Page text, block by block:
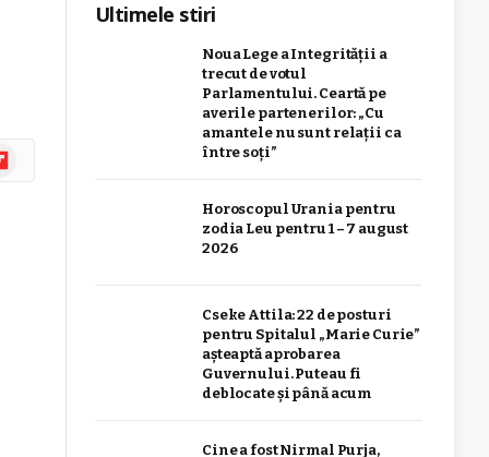
Ultimele stiri
Noua Lege a Integrității a
trecut de votul
Parlamentului. Ceartă pe
averile partenerilor: „Cu
amantele nu sunt relații ca
între soți”
Horoscopul Urania pentru
zodia Leu pentru 1 – 7 august
2026
Cseke Attila: 22 de posturi
pentru Spitalul „Marie Curie”
așteaptă aprobarea
Guvernului. Puteau fi
deblocate și până acum
Cine a fost Nirmal Purja,